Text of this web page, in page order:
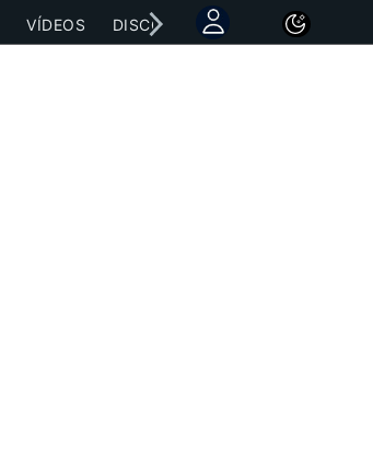
VÍDEOS DISCOGRAFÍAS CONCIERTOS